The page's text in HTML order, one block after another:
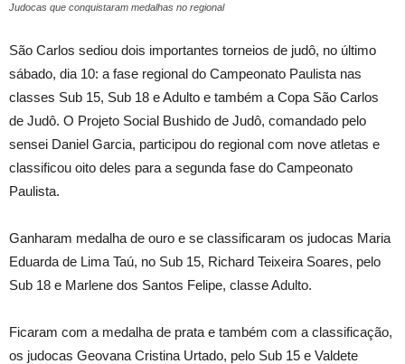
Judocas que conquistaram medalhas no regional
São Carlos sediou dois importantes torneios de judô, no último
sábado, dia 10: a fase regional do Campeonato Paulista nas
classes Sub 15, Sub 18 e Adulto e também a Copa São Carlos
de Judô. O Projeto Social Bushido de Judô, comandado pelo
sensei Daniel Garcia, participou do regional com nove atletas e
classificou oito deles para a segunda fase do Campeonato
Paulista.
Ganharam medalha de ouro e se classificaram os judocas Maria
Eduarda de Lima Taú, no Sub 15, Richard Teixeira Soares, pelo
Sub 18 e Marlene dos Santos Felipe, classe Adulto.
Ficaram com a medalha de prata e também com a classificação,
os judocas Geovana Cristina Urtado, pelo Sub 15 e Valdete